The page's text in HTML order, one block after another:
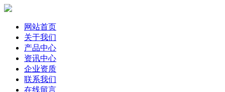
网站首页
关于我们
产品中心
资讯中心
企业资质
联系我们
在线留言